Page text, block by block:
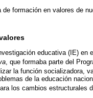
formación en valores de
educativa (IE)
, que formaba parte del
la función socializadora,
de la educación
los cambios estructurales